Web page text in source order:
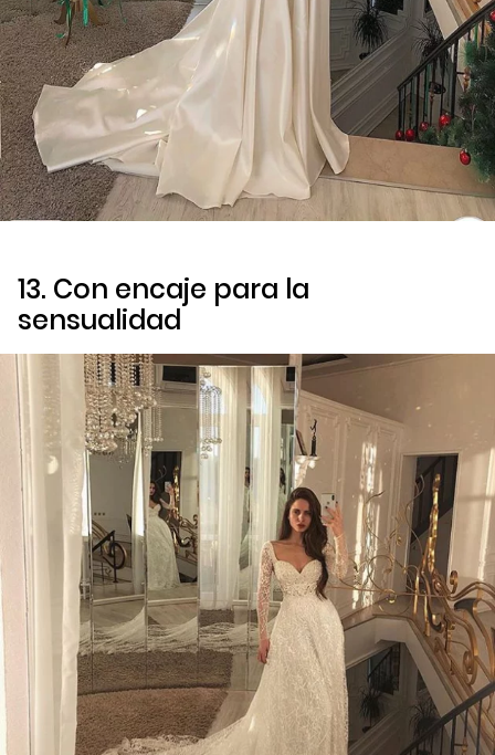
13. Con encaje para la
sensualidad